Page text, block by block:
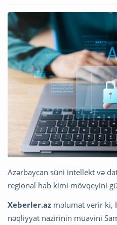
Azərbaycan süni intellekt və
regional hab kimi mövqeyini
Xeberler.az məlumat verir ki,
nəqliyyat nazirinin müavini